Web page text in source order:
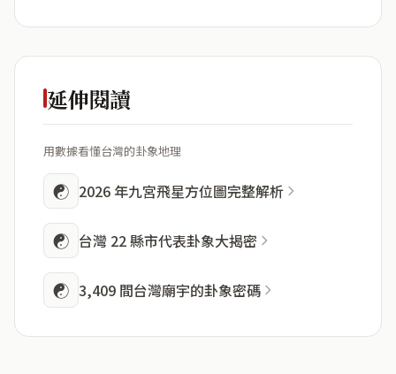
延伸閱讀
用數據看懂台灣的卦象地理
☯ 2026 年九宮飛星方位圖完整解析
☯ 台灣 22 縣市代表卦象大揭密
☯ 3,409 間台灣廟宇的卦象密碼